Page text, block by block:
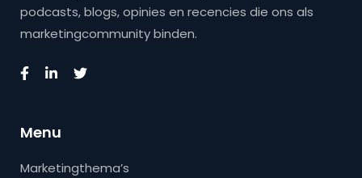
podcasts, blogs, opinies en recencies die ons als
marketingcommunity binden.
Menu
Marketingthema’s